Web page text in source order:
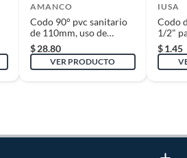
AMANCO
Codo 90° pvc sanitario
de 110mm, uso de
drenaje domestico
$ 28.80
VER PRODUCTO
IUSA
Codo
1/2"
$1.45